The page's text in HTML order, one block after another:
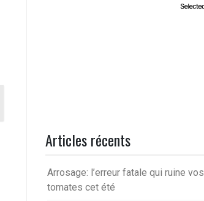
Articles récents
Arrosage: l’erreur fatale qui ruine vos
tomates cet été